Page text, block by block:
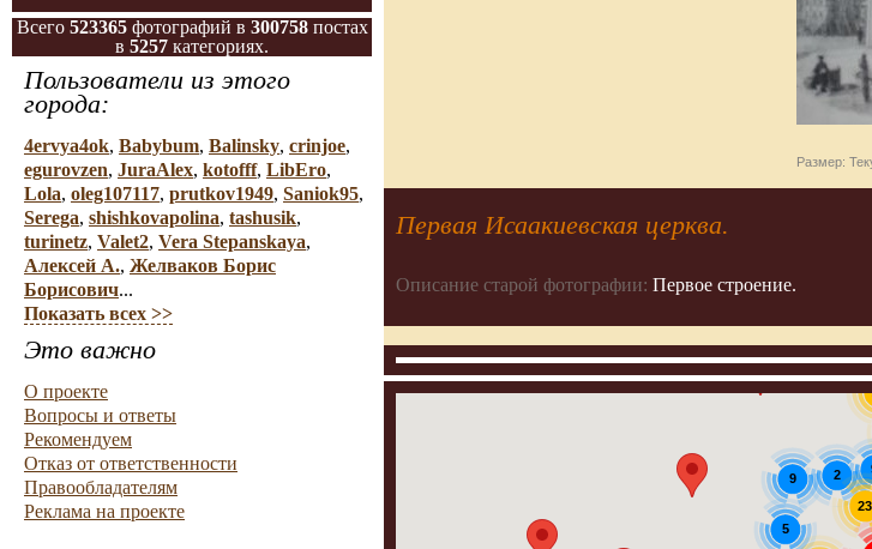
Всего 523365фотографий в 300758постах
в 5257 категориях.
Пользователи из этого
города:
4ervya4ok, Babybum, Balinsky, crinjoe,
egurovzen, JuraAlex, kotofff, LibEro,
Lola, oleg107117, prutkov1949, Saniok95,
Serega, shishkovapolina, tashusik,
turinetz, Valet2, Vera Stepanskaya,
Алексей А., Желваков Борис
Борисович...
Показать всех >>
Это важно
О проекте
Вопросы и ответы
Рекомендуем
Отказ от ответственности
Правообладателям
Реклама на проекте
Размер:
Первая Исаакиевская церква.
Описание старой фотографии: Первое строение.
9 2
23
5